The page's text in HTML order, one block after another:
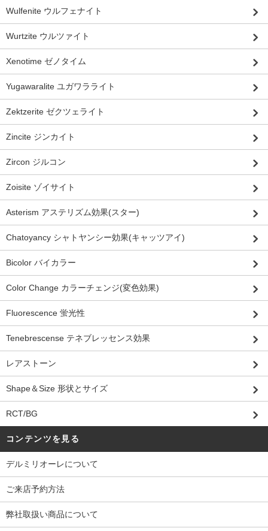
Wulfenite ウルフェナイト
Wurtzite ウルツァイト
Xenotime ゼノタイム
Yugawaralite ユガワラライト
Zektzerite ゼクツェライト
Zincite ジンカイト
Zircon ジルコン
Zoisite ゾイサイト
Asterism アステリズム効果(スター)
Chatoyancy シャトヤンシー効果(キャッツアイ)
Bicolor バイカラー
Color Change カラーチェンジ(変色効果)
Fluorescence 蛍光性
Tenebrescense テネブレッセンス効果
レアストーン
Shape＆Size 形状とサイズ
RCT/BG
コンテンツを見る
デルミリオーレについて
ご来店予約方法
弊社取扱い商品について